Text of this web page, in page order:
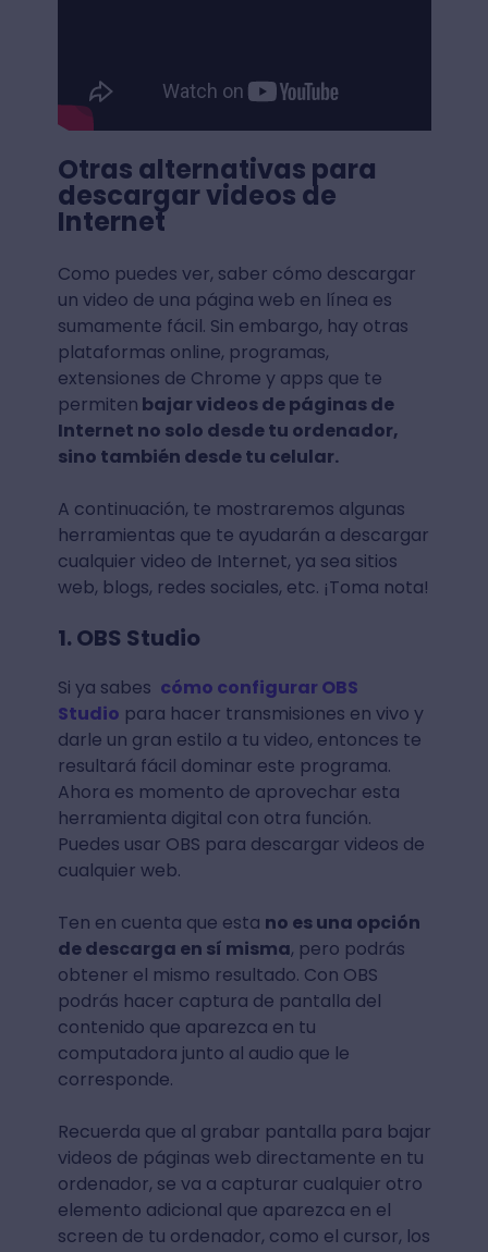
Otras alternativas para
descargar videos de
Internet
Como puedes ver, saber cómo descargar
un video de una página web en línea es
sumamente fácil. Sin embargo, hay otras
plataformas online, programas,
extensiones de Chrome y apps que te
permiten bajar videos de páginas de
Internet no solo desde tu ordenador,
sino también desde tu celular.
A continuación, te mostraremos algunas
herramientas que te ayudarán a descargar
cualquier video de Internet, ya sea sitios
web, blogs, redes sociales, etc. ¡Toma nota!
1. OBS Studio
Si ya sabes cómo configurar OBS
Studio para hacer transmisiones en vivo y
darle un gran estilo a tu video, entonces te
resultará fácil dominar este programa.
Ahora es momento de aprovechar esta
herramienta digital con otra función.
Puedes usar OBS para descargar videos de
cualquier web.
Ten en cuenta que esta no es una opción
de descarga en sí misma, pero podrás
obtener el mismo resultado. Con OBS
podrás hacer captura de pantalla del
contenido que aparezca en tu
computadora junto al audio que le
corresponde.
Recuerda que al grabar pantalla para bajar
videos de páginas web directamente en tu
ordenador, se va a capturar cualquier otro
elemento adicional que aparezca en el
screen de tu ordenador, como el cursor, los